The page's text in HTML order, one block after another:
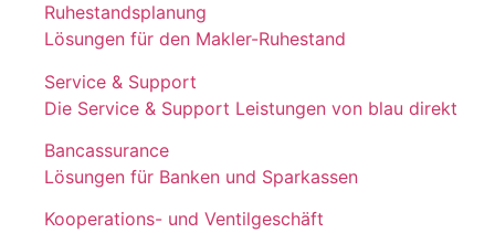
Ruhestandsplanung
Lösungen für den Makler-Ruhestand
Service & Support
Die Service & Support Leistungen von blau direkt
Bancassurance
Lösungen für Banken und Sparkassen
Kooperations- und Ventilgeschäft